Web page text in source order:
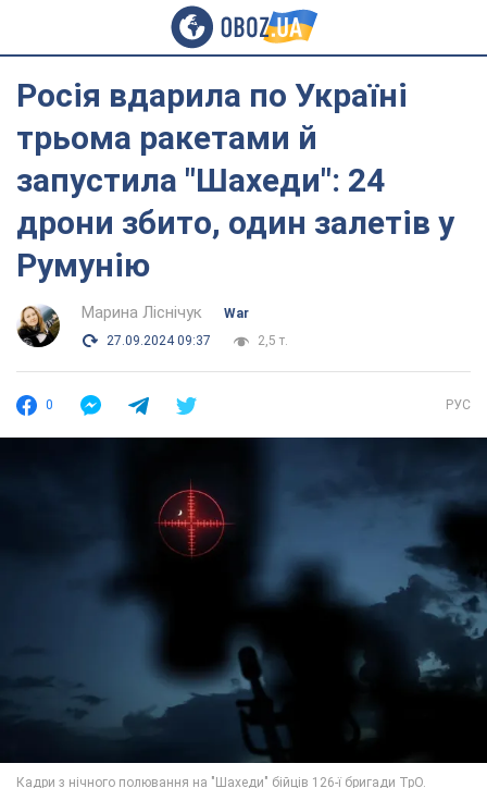
Росія вдарила по Україні
трьома ракетами й
запустила "Шахеди": 24
дрони збито, один залетів у
Румунію
Марина Ліснічук
War
27.09.2024 09:37
2,5 т.
0 РУС